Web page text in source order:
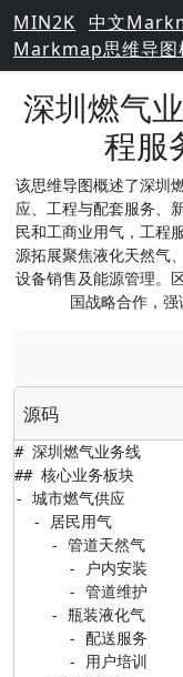
MIN2K 中文
Markmap思维导图
深圳燃气
程服
该思维导图概述了深圳
应、工程与配套服务、
民和工商业用气，工程
源拓展聚焦液化天然气
设备销售及能源管理。
国战略合作，强
源码
# 深圳燃气业务线
## 核心业务板块
- 城市燃气供应
  - 居民用气
    - 管道天然气
      - 户内安装
      - 管道维护
    - 瓶装液化气
      - 配送服务
      - 用户培训